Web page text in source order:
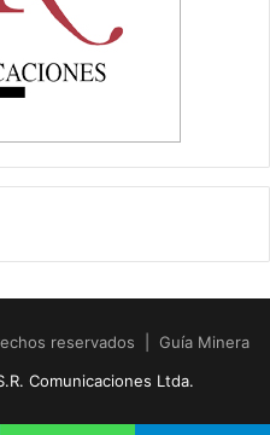
reservados | Guía Minera
Comunicaciones Ltda.